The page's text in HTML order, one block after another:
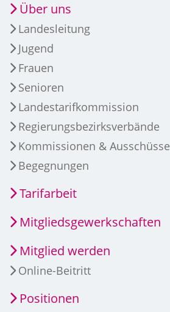
Über uns
Landesleitung
Jugend
Frauen
Senioren
Landestarifkommission
Regierungsbezirksverbände
Kommissionen & Ausschüsse
Begegnungen
Tarifarbeit
Mitgliedsgewerkschaften
Mitglied werden
Online-Beitritt
Positionen